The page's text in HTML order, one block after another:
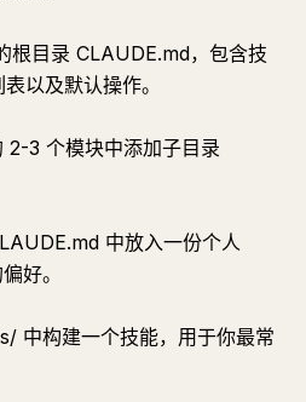
根目录 CLAUDE.md，包含技
以及默认操作。
2-3 个模块中添加子目录
中放入一份个人
好。
中构建一个技能，用于你最常